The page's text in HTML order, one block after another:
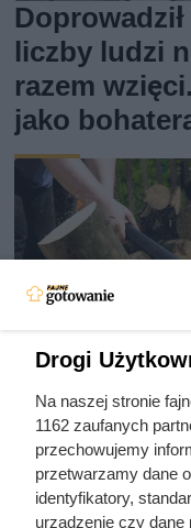
liczby ludzi
razem
jako
Ten
Drogi
Na naszej stronie
1162 zaufanych
przechowujemy
przetwarzamy dane
identyfikatory,
urządzenie czy dane